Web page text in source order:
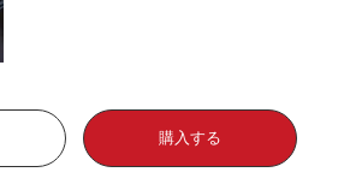
購入する